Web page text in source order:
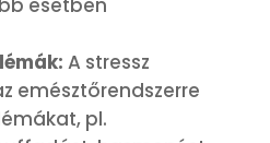
esetben
A stressz
emésztőrendszerre
pl.